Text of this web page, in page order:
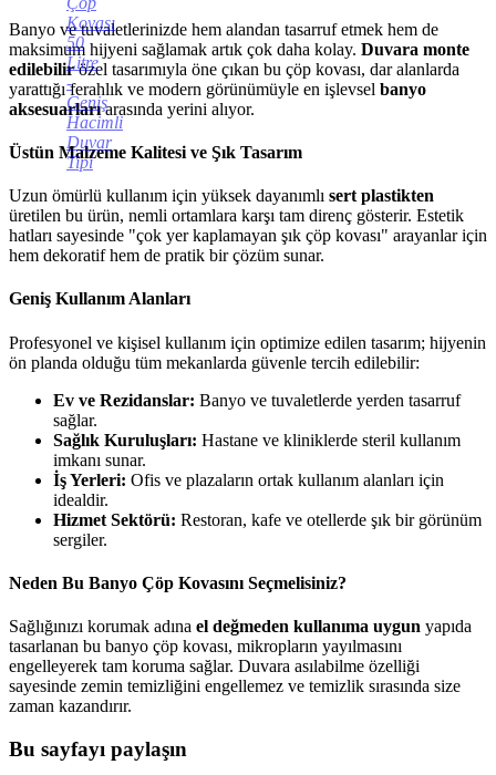
Kovası
50
Litre
-
Geniş
Hacimli
Duvar
Tipi
Banyo ve tuvaletlerinizde hem alandan tasarruf etmek hem de
maksimum hijyeni sağlamak artık çok daha kolay. Duvara monte
edilebilirözel tasarımıyla öne çıkan bu çöp kovası, dar alanlarda
yarattığı ferahlık ve modern görünümüyle en işlevsel banyo
aksesuarlarıarasında yerini alıyor.
Üstün Malzeme Kalitesi ve Şık Tasarım
Uzun ömürlü kullanım için yüksek dayanımlı sert plastikten
üretilen bu ürün, nemli ortamlara karşı tam direnç gösterir. Estetik
hatları sayesinde "çok yer kaplamayan şık çöp kovası" arayanlar için
hem dekoratif hem de pratik bir çözüm sunar.
Geniş Kullanım Alanları
Profesyonel ve kişisel kullanım için optimize edilen tasarım; hijyenin
ön planda olduğu tüm mekanlarda güvenle tercih edilebilir:
Ev ve Rezidanslar: Banyo ve tuvaletlerde yerden tasarruf
sağlar.
Sağlık Kuruluşları: Hastane ve kliniklerde steril kullanım
imkanı sunar.
İş Yerleri: Ofis ve plazaların ortak kullanım alanları için
idealdir.
Hizmet Sektörü: Restoran, kafe ve otellerde şık bir görünüm
sergiler.
Neden Bu Banyo Çöp Kovasını Seçmelisiniz?
Sağlığınızı korumak adına el değmeden kullanıma uygun yapıda
tasarlanan bu banyo çöp kovası, mikropların yayılmasını
engelleyerek tam koruma sağlar. Duvara asılabilme özelliği
sayesinde zemin temizliğini engellemez ve temizlik sırasında size
zaman kazandırır.
Bu sayfayı paylaşın